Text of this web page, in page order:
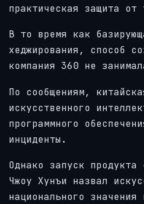
практическая защита от
В то время как
хеджирования, способ
компания 360 не
По сообщениям,
искусственного
программного
инциденты.
Однако запуск
Чжоу Хунъи назвал
национального